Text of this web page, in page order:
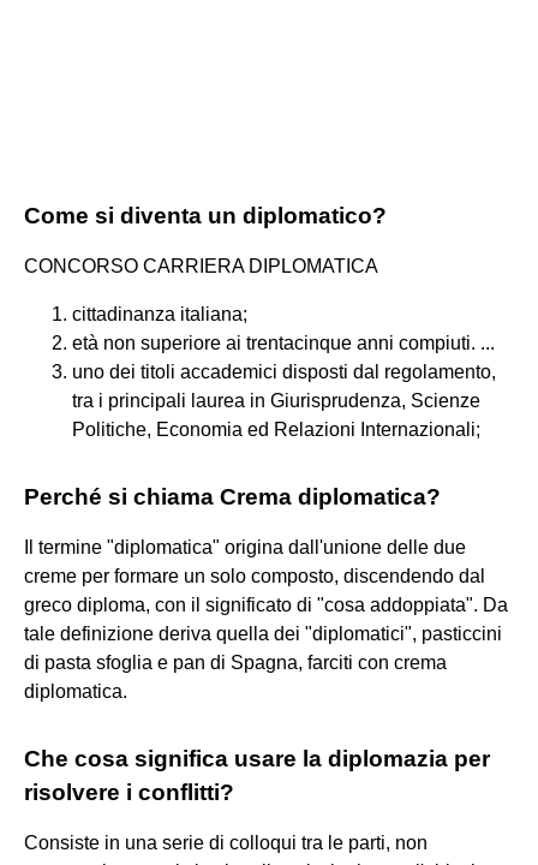
Come si diventa un diplomatico?
CONCORSO CARRIERA DIPLOMATICA
cittadinanza italiana;
età non superiore ai trentacinque anni compiuti. ...
uno dei titoli accademici disposti dal regolamento,
tra i principali laurea in Giurisprudenza, Scienze
Politiche, Economia ed Relazioni Internazionali;
Perché si chiama Crema diplomatica?
Il termine "diplomatica" origina dall'unione delle due
creme per formare un solo composto, discendendo dal
greco diploma, con il significato di "cosa addoppiata". Da
tale definizione deriva quella dei "diplomatici", pasticcini
di pasta sfoglia e pan di Spagna, farciti con crema
diplomatica.
Che cosa significa usare la diplomazia per
risolvere i conflitti?
Consiste in una serie di colloqui tra le parti, non